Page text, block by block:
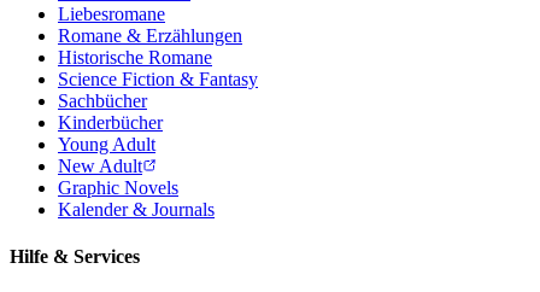
Liebesromane
Romane & Erzählungen
Historische Romane
Science Fiction & Fantasy
Sachbücher
Kinderbücher
Young Adult
New Adult
Graphic Novels
Kalender & Journals
Hilfe & Services